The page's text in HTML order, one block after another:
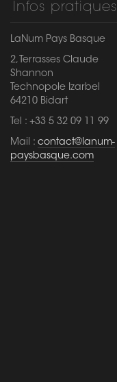
Infos pratiques
LaNum Pays Basque
2, Terrasses Claude
Shannon
Technopole Izarbel
64210 Bidart
Tel : +33 5 32 09 11 99
Mail : contact@lanum-
paysbasque.com